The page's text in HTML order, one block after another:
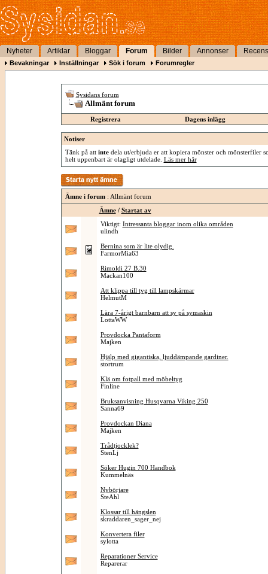
Nyheter Artiklar Bloggar Forum Bilder Annonser
Bevakningar Inställningar Sök i forum Forumregler
Sysidans forum
Allmänt forum
Registrera Dagens inlägg
Notiser
Tänk på att intedela ut/erbjuda er att kopiera mönster och mönsterfiler
helt uppenbart är olagligt utdelade. Läs mer här
Ämne i forum: Allmänt forum
Ämne/ Startat av
Viktigt: Intressanta bloggar inom olika områden
ulindh
Bernina som är lite olydig.
FarmorMia63
Rimoldi 27 B.30
Mackan100
Att klippa till tyg till lampskärmar
HelmutM
Lära 7-årigt barnbarn att sy på symaskin
LottaWW
Provdocka Pantaform
Majken
Hjälp med gigantiska, ljuddämpande gardiner.
stortrum
Klä om fotpall med möbeltyg
Finline
Bruksanvisning Husqvarna Viking 250
Sanna69
Provdockan Diana
Majken
Trådtjocklek?
StenLj
Söker Hugin 700 Handbok
Kummelnäs
Nybörjare
SteAhl
Klossar till hängslen
skraddaren_sager_nej
Konvertera filer
sylotta
Reparationer Service
Reparerar